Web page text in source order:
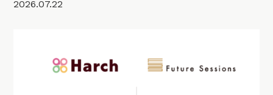
2026.07.22